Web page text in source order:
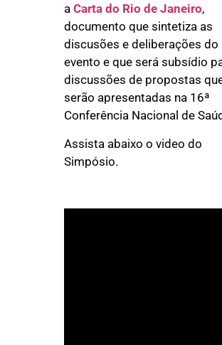
a Carta do Rio de Janeiro,
documento que sintetiza as
discusões e deliberações do
evento e que será subsídio
discussões de propostas
serão apresentadas na 16ª
Conferência Nacional de
Assista abaixo o video do
Simpósio.